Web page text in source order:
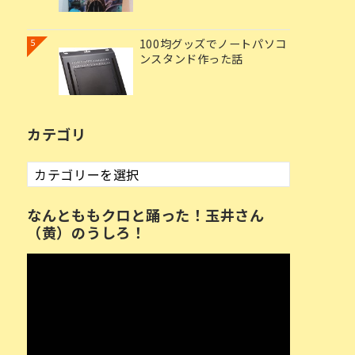
5
100均グッズでノートパソコ
ンスタンド作った話
カテゴリ
カ
テ
リ
なんとももクロと踊った！玉井さん
（黄）のうしろ！